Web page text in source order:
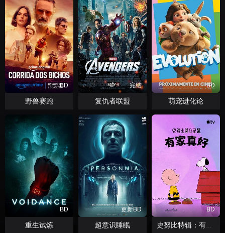
BD
野兽赛跑
完结
复仇者联盟
BD
萌宠进化论
BD
重生试炼
更新BD
超意识睡眠
BD
史努比特辑：有家真好